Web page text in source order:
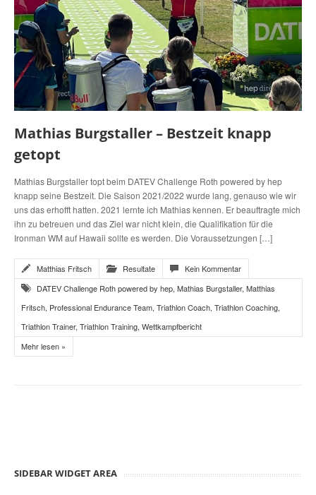
Mathias Burgstaller – Bestzeit knapp
getopt
Mathias Burgstaller topt beim DATEV Challenge Roth powered by hep
knapp seine Bestzeit. Die Saison 2021/2022 wurde lang, genauso wie wir
uns das erhofft hatten. 2021 lernte ich Mathias kennen. Er beauftragte mich
ihn zu betreuen und das Ziel war nicht klein, die Qualifikation für die
Ironman WM auf Hawaii sollte es werden. Die Voraussetzungen […]
Matthias Fritsch Resultate
Kein Kommentar
DATEV Challenge Roth powered by hep, Mathias Burgstaller, Matthias
Fritsch, Professional Endurance Team, Triathlon Coach, Triathlon Coaching,
Triathlon Trainer, Triathlon Training, Wettkampfbericht
Mehr lesen »
SIDEBAR WIDGET AREA